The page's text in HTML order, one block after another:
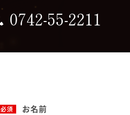
0742-55-2211
必須 お名前